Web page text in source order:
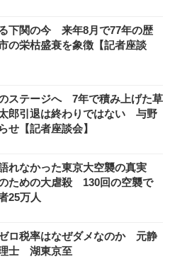
下関の今 来年8月で77年の歴
の栄枯盛衰を象徴【記者座談
ステージへ 7年で積み上げた草
郎引退は終わりではない 与野
せ【記者座談会】
れなかった東京大空襲の真実
ための大虐殺 130回の空襲で
25万人
ゼロ税率はなぜダメなのか 元静
士 湖東京至